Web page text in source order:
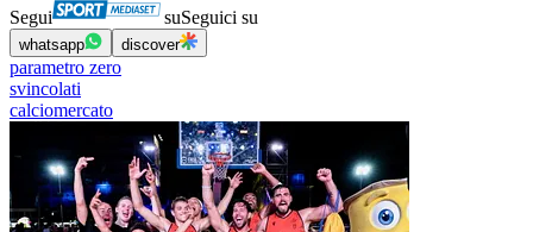
Segui suSeguici su
whatsapp discover
parametro zero
svincolati
calciomercato